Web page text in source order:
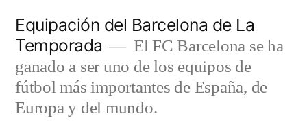
contenido
Equipación del Barcelona de La
Temporada
El FC Barcelona se ha
ganado a ser uno de los equipos de
fútbol más importantes de España, de
Europa y del mundo.